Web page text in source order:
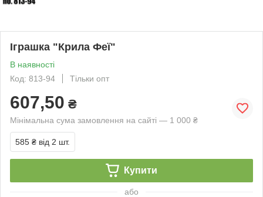
Іграшка "Крила Феї"
В наявності
Код: 813-94
Тільки опт
607,50 ₴
Мінімальна сума замовлення на сайті — 1 000 ₴
585 ₴ від 2 шт.
Купити
або